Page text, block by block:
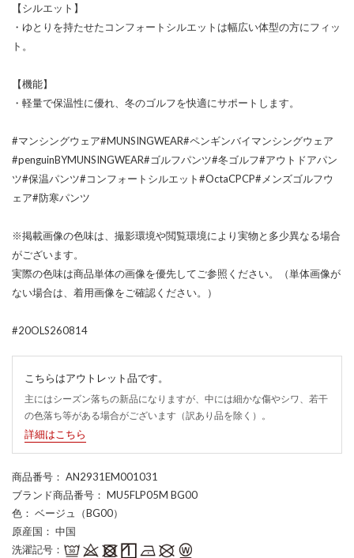
【シルエット】
・ゆとりを持たせたコンフォートシルエットは幅広い体型の方にフィッ
ト。
【機能】
・軽量で保温性に優れ、冬のゴルフを快適にサポートします。
#マンシングウェア#MUNSINGWEAR#ペンギンバイマンシングウェア
#penguinBYMUNSINGWEAR#ゴルフパンツ#冬ゴルフ#アウトドアパン
ツ#保温パンツ#コンフォートシルエット#OctaCPCP#メンズゴルフウ
ェア#防寒パンツ
※掲載画像の色味は、撮影環境や閲覧環境により実物と多少異なる場合
がございます。
実際の色味は商品単体の画像を優先してご参照ください。（単体画像が
ない場合は、着用画像をご確認ください。）
#20OLS260814
こちらはアウトレット品です。
主にはシーズン落ちの新品になりますが、中には細かな傷やシワ、若干
の色落ち等がある場合がございます（訳あり品を除く）。
詳細はこちら
商品番号 ： AN2931EM001031
ブランド商品番号 ： MU5FLP05M BG00
色 ： ベージュ（BG00）
原産国 ： 中国
洗濯記号 ：